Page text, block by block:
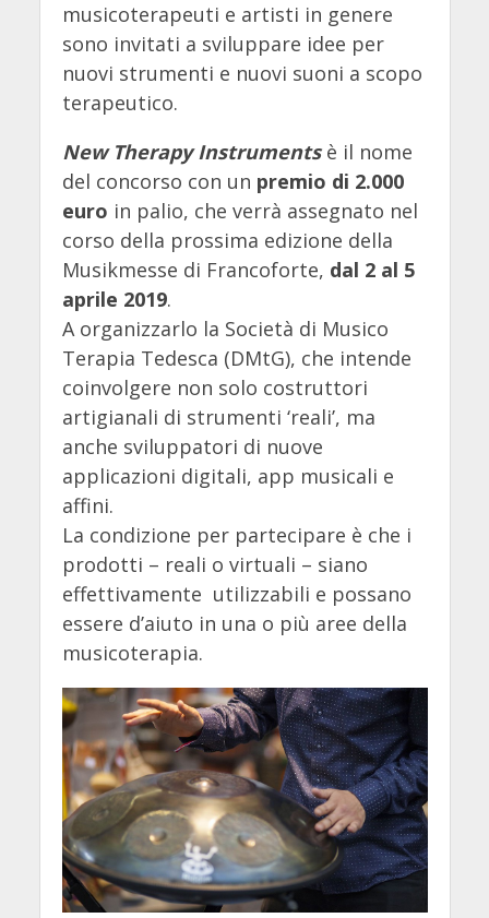
musicoterapeuti e artisti in genere
sono invitati a sviluppare idee per
nuovi strumenti e nuovi suoni a scopo
terapeutico.
New Therapy Instruments è il nome
del concorso con un premio di 2.000
euro in palio, che verrà assegnato nel
corso della prossima edizione della
Musikmesse di Francoforte, dal 2 al 5
aprile 2019.
A organizzarlo la Società di Musico
Terapia Tedesca (DMtG), che intende
coinvolgere non solo costruttori
artigianali di strumenti ‘reali’, ma
anche sviluppatori di nuove
applicazioni digitali, app musicali e
affini.
La condizione per partecipare è che i
prodotti – reali o virtuali – siano
effettivamente utilizzabili e possano
essere d’aiuto in una o più aree della
musicoterapia.